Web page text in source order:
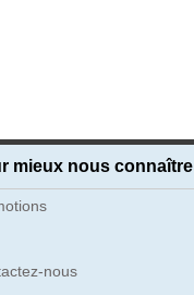
mieux nous connaître
nous